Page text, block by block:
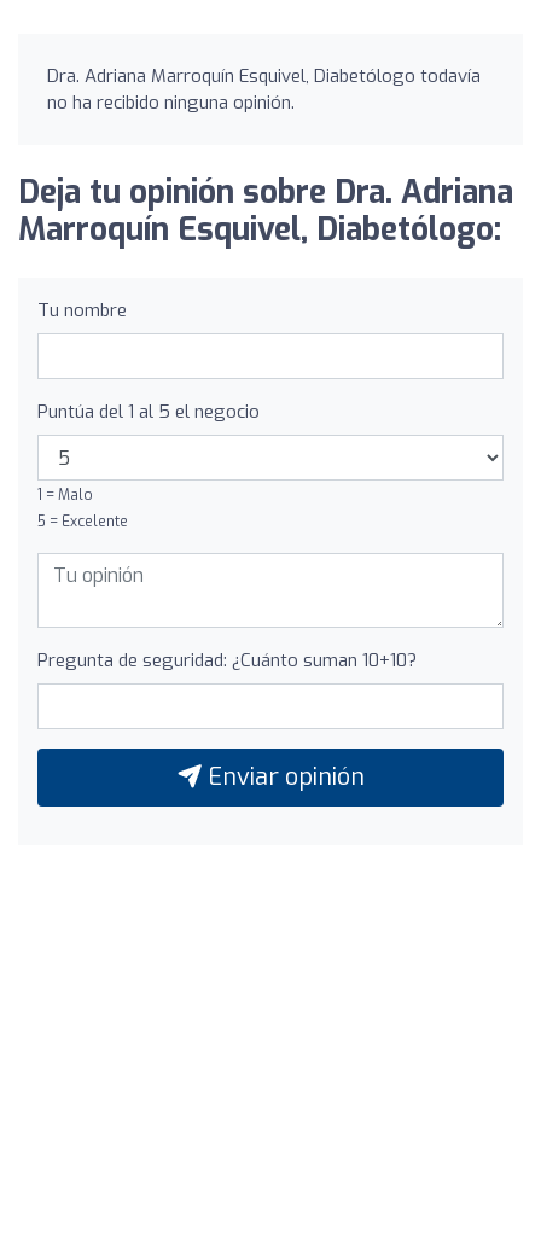
Dra. Adriana Marroquín Esquivel, Diabetólogo todavía
no ha recibido ninguna opinión.
Deja tu opinión sobre Dra. Adriana
Marroquín Esquivel, Diabetólogo:
Tu nombre
Puntúa del 1 al 5 el negocio
1 = Malo
5 = Excelente
Pregunta de seguridad: ¿Cuánto suman 10+10?
Enviar opinión